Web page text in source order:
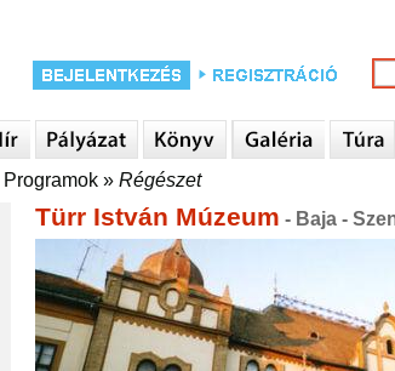
Programok » Régészet
Türr István Múzeum - Baja -